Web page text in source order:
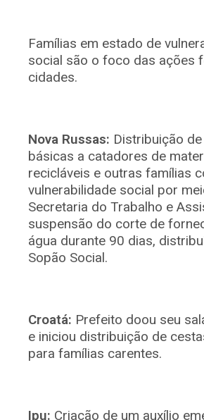
Famílias em estado de
social são o foco das ações
cidades.
Nova Russas: Distribuição
básicas a catadores de
recicláveis e outras famílias
vulnerabilidade social por
Secretaria do Trabalho e
suspensão do corte de
água durante 90 dias,
Sopão Social.
Croatá: Prefeito doou seu
e iniciou distribuição de
para famílias carentes.
Ipu: Criação de um auxílio